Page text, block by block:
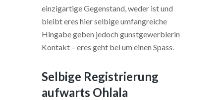
einzigartige Gegenstand, weder ist und
bleibt eres hier selbige umfangreiche
Hingabe geben jedoch gunstgewerblerin
Kontakt – eres geht bei um einen Spass.
Selbige Registrierung
aufwarts Ohlala